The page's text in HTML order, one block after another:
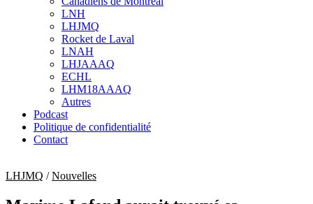
sub
menu
LNH
LHJMQ
Rocket de Laval
LNAH
LHJAAAQ
ECHL
LHM18AAAQ
Autres
Podcast
Politique de confidentialité
Contact
LHJMQ /Nouvelles